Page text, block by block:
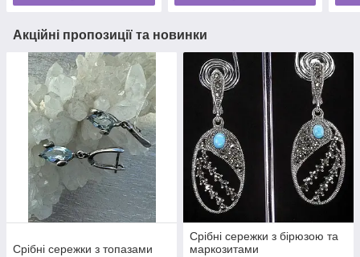
Акційні пропозиції та новинки
Срібні сережки з топазами
Срібні сережки з бірюзою та
маркозитами